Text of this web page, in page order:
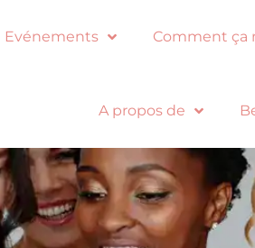
Evénements Comment ça
A propos de